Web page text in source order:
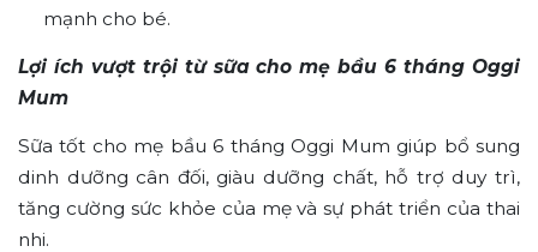
mạnh cho bé.
Lợi ích vượt trội từ sữa cho mẹ bầu 6 tháng Oggi
Mum
Sữa tốt cho mẹ bầu 6 tháng Oggi Mum giúp bổ sung
dinh dưỡng cân đối, giàu dưỡng chất, hỗ trợ duy trì,
tăng cường sức khỏe của mẹ và sự phát triển của thai
nhi.